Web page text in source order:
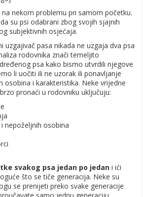
nekom problemu pri samom početku.
su psi odabrani zbog svojih sjajnih
subjektivnih osjećaja.
uzgajivač pasa nikada ne uzgaja dva psa
rodovnika znači temeljito
psa kako bismo utvrdili njegove
li uočiti ili ne uzorak ili ponavljanje
osobina i karakteristika. Neke vrijedne
pronaći u rodovniku uključuju:
nepoželjnih osobina
svakog psa jedan po jedan i ići
što se tiče generacija. Neke su
se prenijeti preko svake generacije